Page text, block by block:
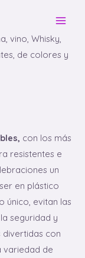
vino, Whisky,
de colores y
con los más
resistentes e
un
en plástico
único, evitan las
seguridad y
divertidas con
variedad de